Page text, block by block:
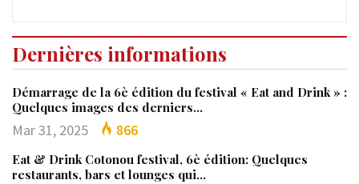
Dernières informations
Démarrage de la 6è édition du festival « Eat and Drink » :
Quelques images des derniers…
Mar 31, 2025 866
Eat & Drink Cotonou festival, 6è édition: Quelques
restaurants, bars et lounges qui…